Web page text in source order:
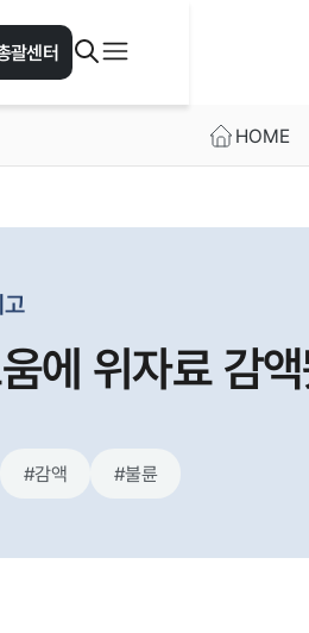
괄센터
HOME
에 위자료 감
#감액 #불륜